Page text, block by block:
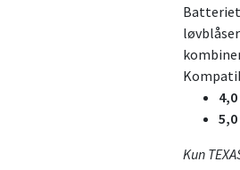
Batteriet
Kun